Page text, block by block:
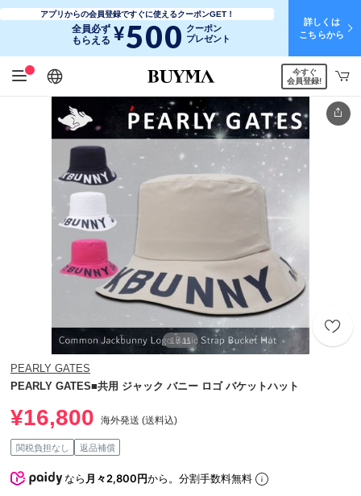
アプリからの会員登録ですぐに使えるクーポンGET！
全員必ず
もらえる ¥500 クーポン
プレゼント
詳しくは
こちらから
日本語
English
简体中文
繁體中文
今すぐ
会員登録!
1 / 11
PEARLY GATES
PEARLY GATES■共用 ジャック バニー ロゴ バケットハット
¥16,800 海外発送 (送料込)
関税負担なし 返品補償
なら月々2,800円から。分割手数料無料